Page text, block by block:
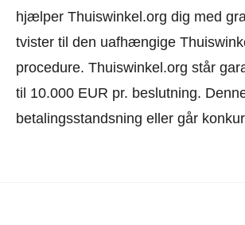
hjælper Thuiswinkel.org dig med
tvister til den uafhængige
procedure. Thuiswinkel.org står
til 10.000 EUR pr. beslutning.
betalingsstandsning eller går